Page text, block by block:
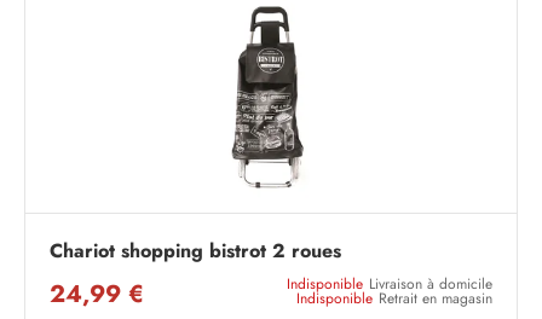
Chariot shopping bistrot 2 roues
24,99 € Indisponible Livraison à domicile
Indisponible Retrait en magasin